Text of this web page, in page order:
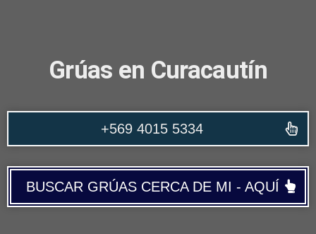
Grúas en Curacautín
+569 4015 5334
BUSCAR GRÚAS CERCA DE MI - AQUÍ